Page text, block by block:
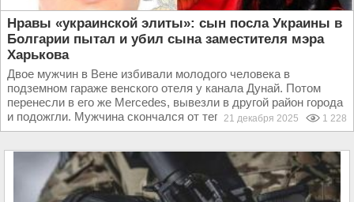
Нравы «украинской элиты»: сын посла Украины в
Болгарии пытал и убил сына заместителя мэра
Харькова
Двое мужчин в Вене избивали молодого человека в
подземном гараже венского отеля у канала Дунай. Потом
перенесли в его же Mercedes, вывезли в другой район города
и подожгли. Мужчина скончался от теплового шока...
21 декабря 2025 1 228